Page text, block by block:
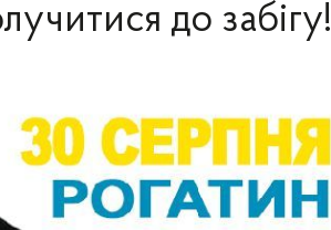
до забігу!